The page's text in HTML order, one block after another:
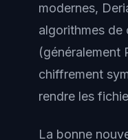
modernes,
algorithmes de
(généralement
chiffrement
rendre les
La bonne